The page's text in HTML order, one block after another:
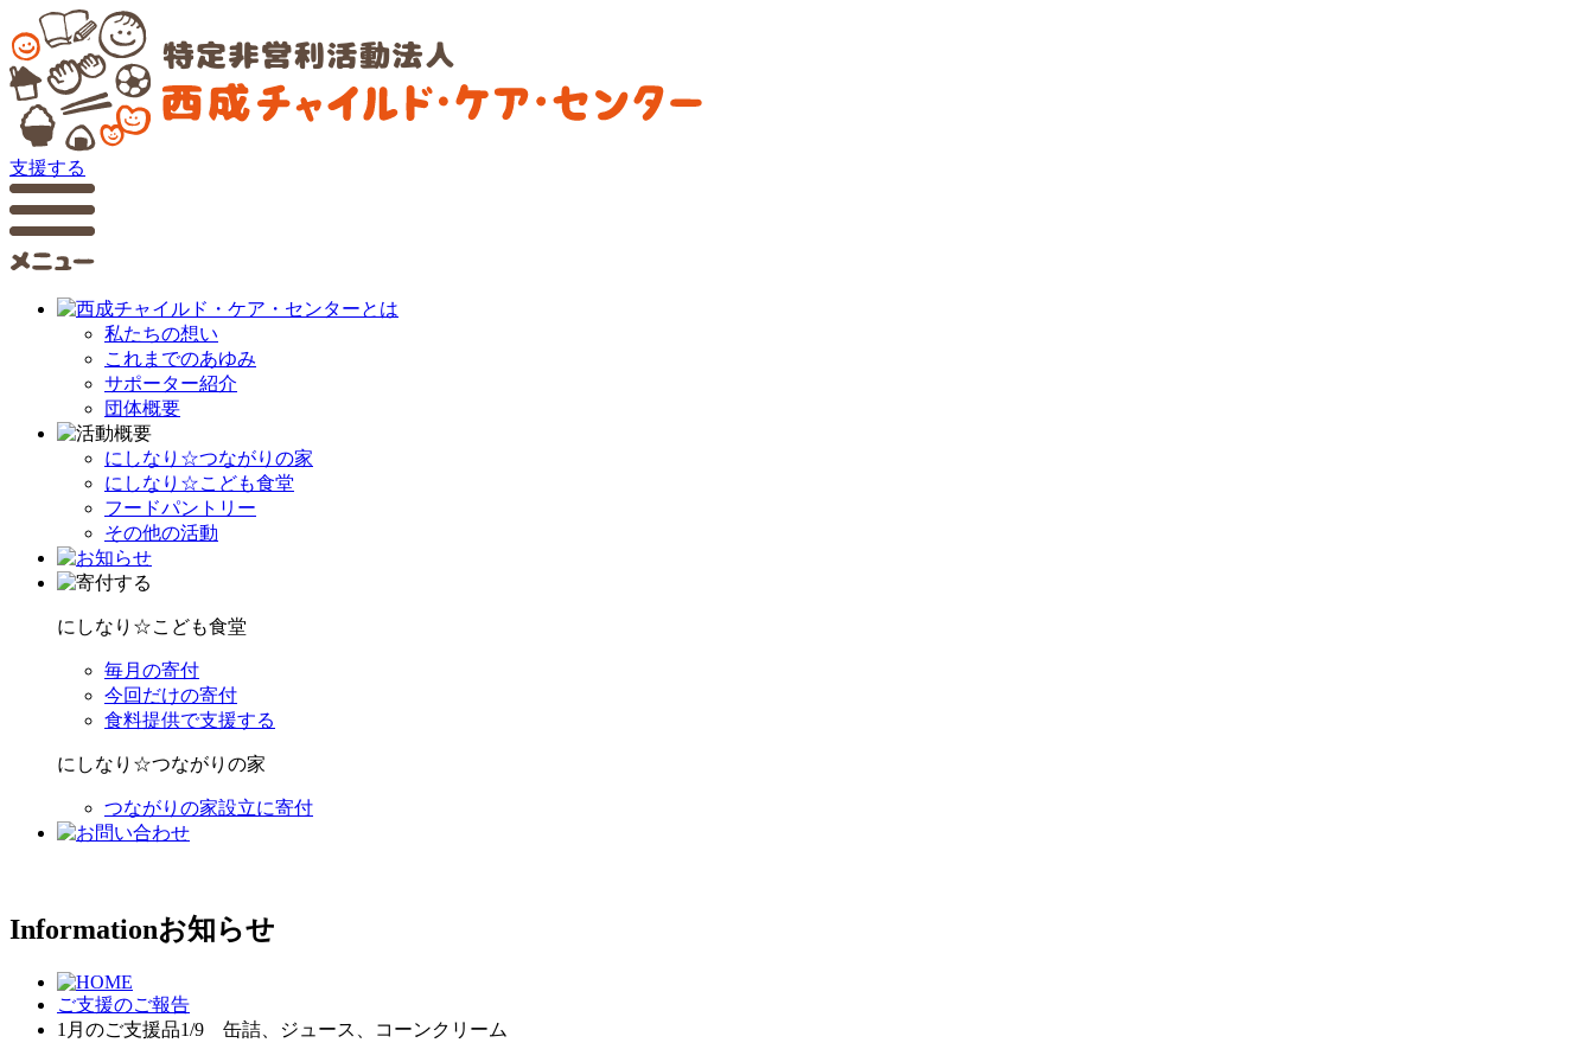
支援する
私たちの想い
これまでのあゆみ
サポーター紹介
団体概要
にしなり☆つながりの家
にしなり☆こども食堂
フードパントリー
その他の活動
にしなり☆こども食堂
毎月の寄付
今回だけの寄付
食料提供で支援する
にしなり☆つながりの家
つながりの家設立に寄付
Informationお知らせ
ご支援のご報告
1月のご支援品1/9 缶詰、ジュース、コーンクリーム